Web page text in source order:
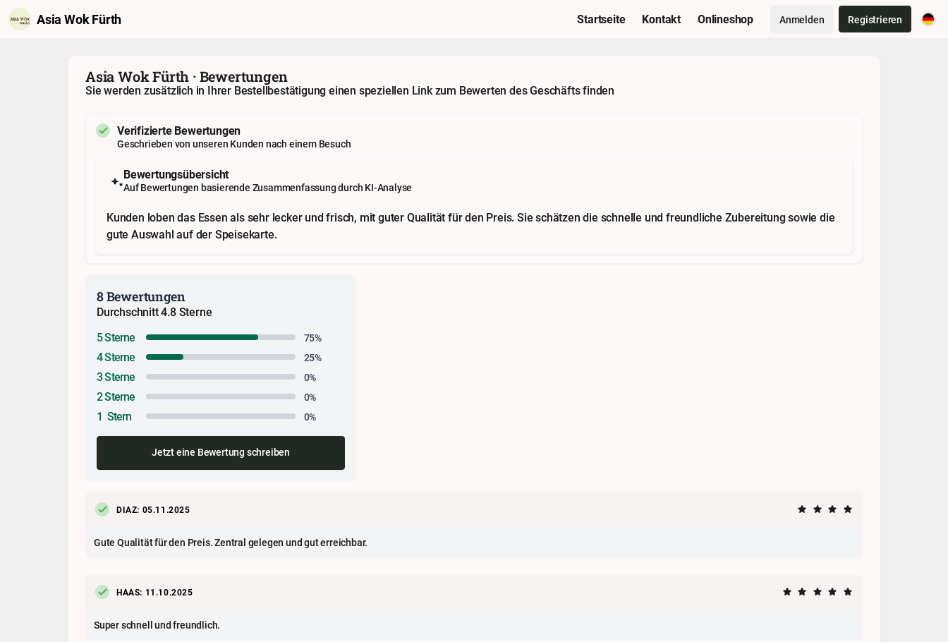
Asia Wok Fürth Startseite Kontakt Onlineshop Anmelden Registrieren
Asia Wok Fürth · Bewertungen
Sie werden zusätzlich in Ihrer Bestellbestätigung einen speziellen Link zum Bewerten des Geschäfts finden
Verifizierte Bewertungen
Geschrieben von unseren Kunden nach einem Besuch
Bewertungsübersicht
Auf Bewertungen basierende Zusammenfassung durch KI-Analyse
Kunden loben das Essen als sehr lecker und frisch, mit guter Qualität für den Preis. Sie schätzen die schnelle und freundliche Zubereitung sowie die
gute Auswahl auf der Speisekarte.
8 Bewertungen
Durchschnitt 4.8 Sterne
5 Sterne
75%
4 Sterne 25%
3 Sterne 0%
2 Sterne 0%
1 Stern 0%
Jetzt eine Bewertung schreiben
DIAZ: 05.11.2025
Gute Qualität für den Preis. Zentral gelegen und gut erreichbar.
HAAS: 11.10.2025
Super schnell und freundlich.